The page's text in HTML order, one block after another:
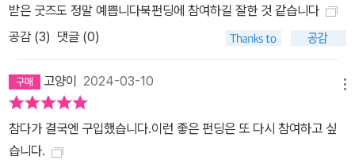
와 마약 중독에 빠져서 암담한 생활을 하던 제1기, 전쟁 중이기는 하
지만 결혼 생활을 통하여 비교적 안정된 생활을 했던 제2기, 패전 후
있다. 이 작품은 이 책에 같이 수록된 '사양'과 함께 제3기에 완성되었
으며, '퇴폐의 미'와 '파멸의 미'를 기조음으로 삼은 퇴폐문학의 진수라
고 평가받는다. 저자소개 : 다자이 오사무 (지은이),허호 (옮긴이) 금
각사 | 웅진지식하우스 일문학선집 시리즈 3 웅진지식하우스 일문학
받은 굿즈도 정말 예쁩니다북펀딩에 참여하길 잘한 것 같습니다
공감 (3) 댓글 (0)
고양이 2024-03-10
참다가 결국엔 구입했습니다.이런 좋은 펀딩은 또 다시 참여하고 싶
습니다.